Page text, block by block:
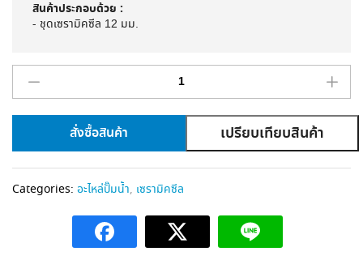
สินค้าประกอบด้วย :
- ชุดเซรามิคซีล 12 มม.
สั่งซื้อสินค้า เปรียบเทียบสินค้า
t
Categories: อะไหล่ปั๊มน้ำ, เซรามิคซีล